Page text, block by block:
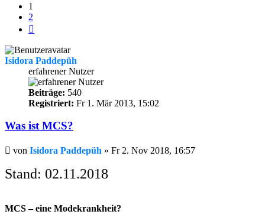
1
2
Isidora Paddepüh
erfahrener Nutzer
Beiträge: 540
Registriert: Fr 1. Mär 2013, 15:02
Was ist MCS?
Beitrag
von Isidora Paddepüh » Fr 2. Nov 2018, 16:57
Stand: 02.11.2018
MCS – eine Modekrankheit?